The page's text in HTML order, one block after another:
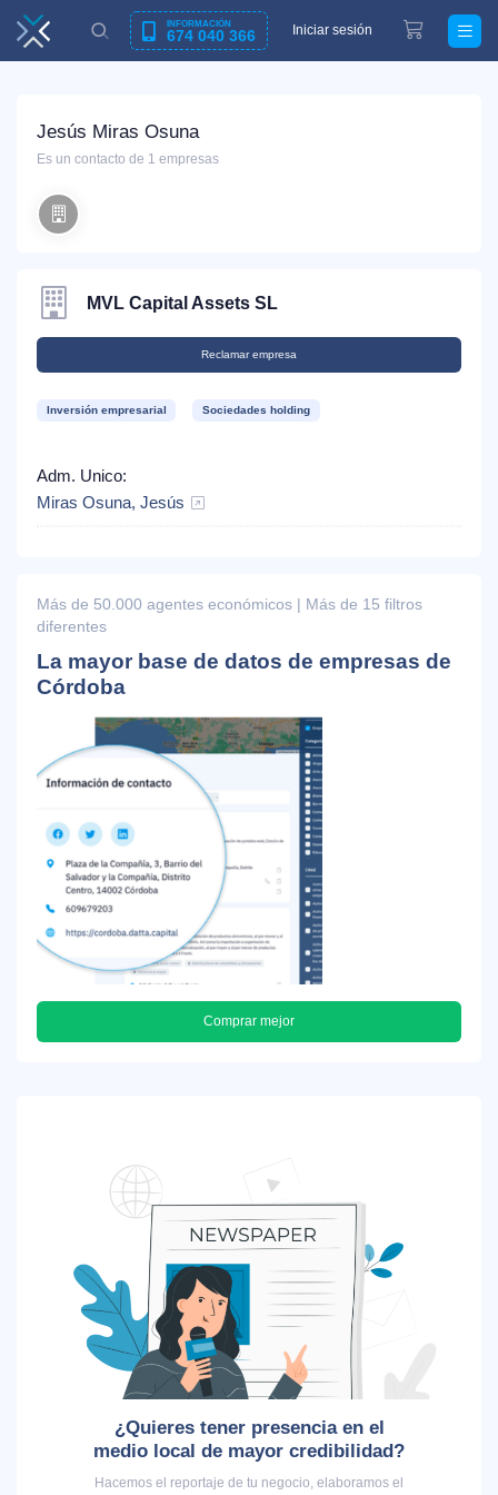
INFORMACIÓN
674 040 366 Iniciar sesión
Jesús Miras Osuna
Es un contacto de 1 empresas
MVL Capital Assets SL
Reclamar empresa
Inversión empresarial Sociedades holding
Adm. Unico:
Miras Osuna, Jesús
Más de 50.000 agentes económicos | Más de 15 filtros
diferentes
La mayor base de datos de empresas de
Córdoba
Comprar mejor
¿Quieres tener presencia en el
medio local de mayor credibilidad?
Hacemos el reportaje de tu negocio, elaboramos el